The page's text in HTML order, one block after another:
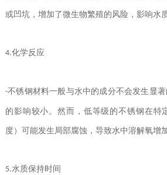
或凹坑，增加了微生物繁殖的风险，影响水质
4.化学反应
-不锈钢材料一般与水中的成分不会发生显
的影响较小。然而，低等级的不锈钢在特
度）可能发生局部腐蚀，导致水中溶解氧增
5.水质保持时间